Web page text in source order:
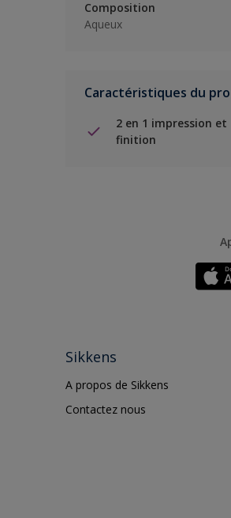
Composition
Aqueux
Caractéristiques du
2 en 1 impression et
finition
Sikkens
A propos de Sikkens
Contactez nous